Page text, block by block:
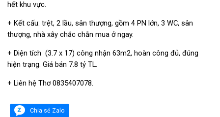
hết khu vực.
+ Kết cấu: trệt, 2 lầu, sân thượng, gồm 4 PN lớn, 3 WC, sân
thượng, nhà xây chắc chắn mua ở ngay.
+ Diện tích (3.7 x 17) công nhận 63m2, hoàn công đủ, đúng
hiện trạng. Giá bán 7.8 tỷ TL.
+ Liên hệ Thơ 0835407078.
Chia sẻ Zalo